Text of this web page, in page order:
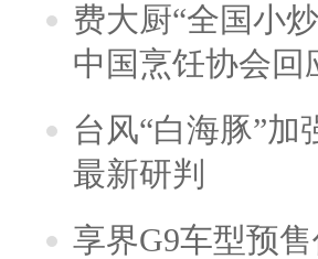
费大厨“全国小
中国烹饪协会回
台风“白海豚”加
最新研判
享界G9车型预